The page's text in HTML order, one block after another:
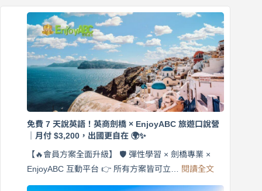
免費 7 天說英語！英商劍橋 × EnjoyABC 旅遊口說營
｜月付 $3,200，出國更自在 🌍✨
【🔥會員方案全面升級】 🛡️ 彈性學習 × 劍橋專業 ×
EnjoyABC 互動平台 👉 所有方案皆可立… 閱讀全文: